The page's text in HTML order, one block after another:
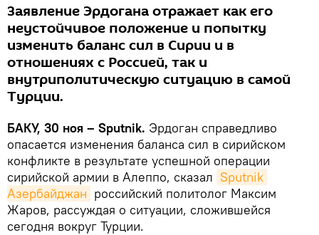
Заявление Эрдогана отражает как его
неустойчивое положение и попытку
изменить баланс сил в Сирии и в
отношениях с Россией, так и
внутриполитическую ситуацию в самой
Турции.
БАКУ, 30 ноя – Sputnik. Эрдоган справедливо
опасается изменения баланса сил в сирийском
конфликте в результате успешной операции
сирийской армии в Алеппо, сказал Sputnik
Азербайджан российский политолог Максим
Жаров, рассуждая о ситуации, сложившейся
сегодня вокруг Турции.